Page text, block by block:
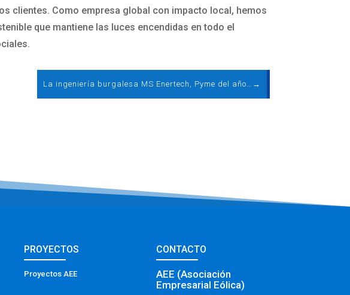
clientes. Como empresa global con impacto local, hemos
que mantiene las luces encendidas en todo el
La ingeniería burgalesa MS Enertech, Pyme del año 2022 →
PROYECTOS
Proyectos AEE
CONTACTO
AEE (Asociación
Empresarial Eólica)